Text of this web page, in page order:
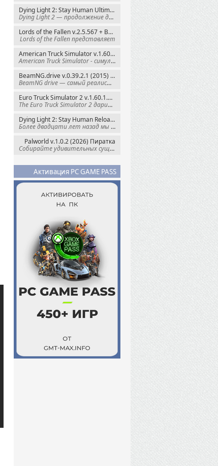
Dying Light 2: Stay Human Ultimate Edition v.1.29.1 + Все DLC (2022) Пиратка
Dying Light 2 — продолжение динамичного
Lords of the Fallen v.2.5.567 + Все DLC (2023) Пиратка
Lords of the Fallen представляет
American Truck Simulator v.1.60.1.8s + Все DLC (2016) Пиратка
American Truck Simulator - симулятор
BeamNG.drive v.0.39.2.1 (2015) RePack
BeamNG drive — самый реалистичный
Euro Truck Simulator 2 v.1.60.1.7s + Все DLC (2012) Пиратка
The Euro Truck Simulator 2 дарит вам опыт
Dying Light 2: Stay Human Reloaded Edition v.1.28.3 + Все DLC (2022) RePack
Более двадцати лет назад мы пытались
Palworld v.1.0.2 (2026) Пиратка
Собирайте удивительных существ — Палов —
Активация PC GAME PASS